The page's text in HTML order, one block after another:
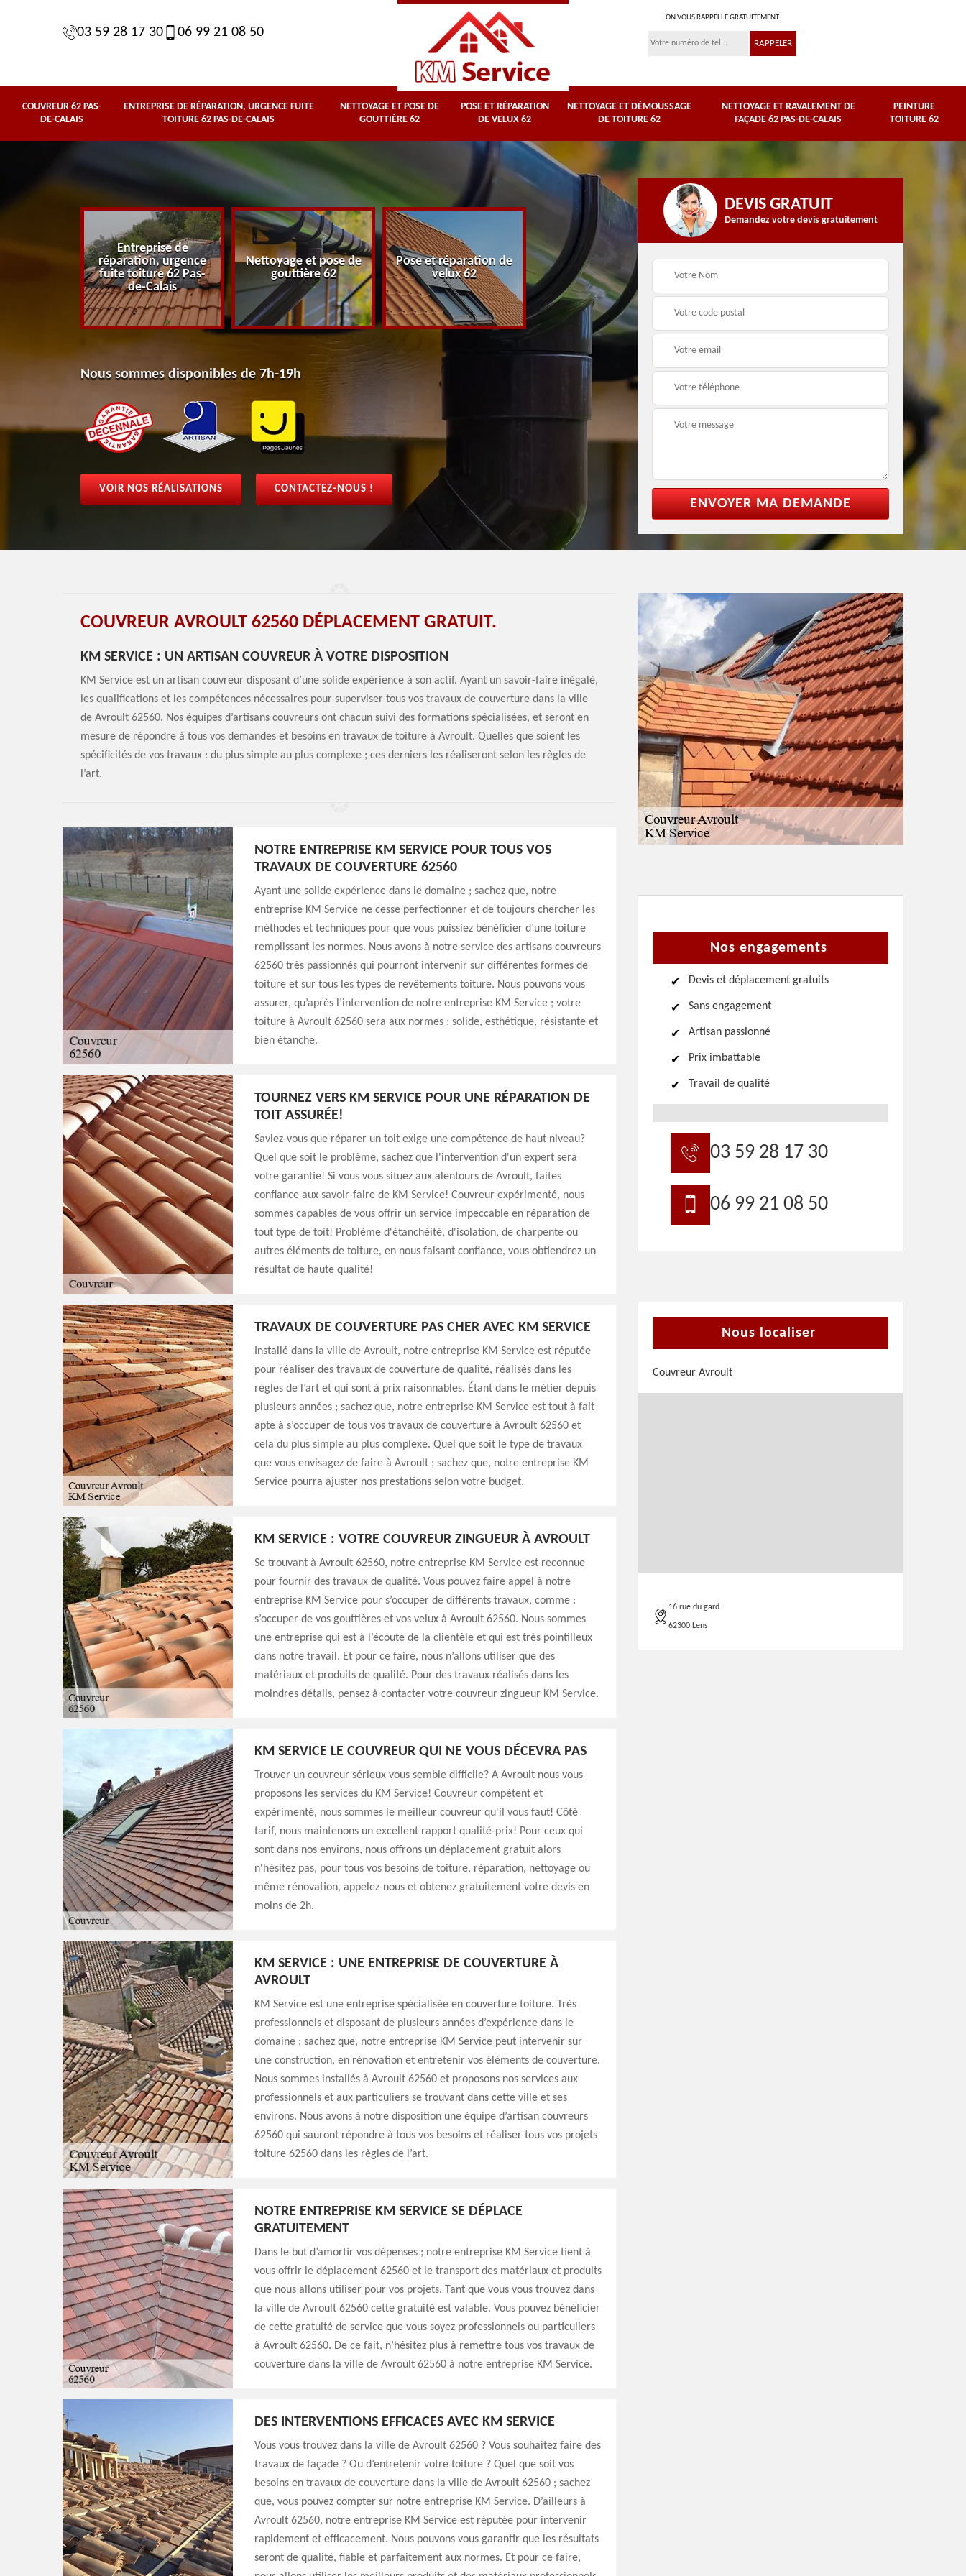
03 59 28 17 30 06 99 21 08 50
ON VOUS RAPPELLE GRATUITEMENT
COUVREUR 62 PAS-
DE-CALAIS
ENTREPRISE DE RÉPARATION, URGENCE FUITE
TOITURE 62 PAS-DE-CALAIS
NETTOYAGE ET POSE DE
GOUTTIÈRE 62
POSE ET RÉPARATION
DE VELUX 62
NETTOYAGE ET DÉMOUSSAGE
DE TOITURE 62
NETTOYAGE ET RAVALEMENT DE
FAÇADE 62 PAS-DE-CALAIS
PEINTURE
TOITURE 62
Entreprise de
réparation, urgence
fuite toiture 62 Pas-
de-Calais
Nettoyage et pose de
gouttière 62
Pose et réparation de
velux 62
Nettoyage et
démoussage de
toiture 62
62 Pas-de-Calais
Nous sommes disponibles de 7h-19h
VOIR NOS RÉALISATIONS CONTACTEZ-NOUS !
DEVIS GRATUIT
Demandez votre devis gratuitement
COUVREUR AVROULT 62560 DÉPLACEMENT GRATUIT.
KM SERVICE : UN ARTISAN COUVREUR À VOTRE DISPOSITION
KM Service est un artisan couvreur disposant d’une solide expérience à son actif. Ayant un savoir-faire inégalé,
les qualifications et les compétences nécessaires pour superviser tous vos travaux de couverture dans la ville
de Avroult 62560. Nos équipes d’artisans couvreurs ont chacun suivi des formations spécialisées, et seront en
mesure de répondre à tous vos demandes et besoins en travaux de toiture à Avroult. Quelles que soient les
spécificités de vos travaux : du plus simple au plus complexe ; ces derniers les réaliseront selon les règles de
l’art.
NOTRE ENTREPRISE KM SERVICE POUR TOUS VOS
TRAVAUX DE COUVERTURE 62560
Ayant une solide expérience dans le domaine ; sachez que, notre
entreprise KM Service ne cesse perfectionner et de toujours chercher les
méthodes et techniques pour que vous puissiez bénéficier d’une toiture
remplissant les normes. Nous avons à notre service des artisans couvreurs
62560 très passionnés qui pourront intervenir sur différentes formes de
toiture et sur tous les types de revêtements toiture. Nous pouvons vous
assurer, qu’après l’intervention de notre entreprise KM Service ; votre
toiture à Avroult 62560 sera aux normes : solide, esthétique, résistante et
bien étanche.
TOURNEZ VERS KM SERVICE POUR UNE RÉPARATION DE
TOIT ASSURÉE!
Saviez-vous que réparer un toit exige une compétence de haut niveau?
Quel que soit le problème, sachez que l'intervention d'un expert sera
votre garantie! Si vous vous situez aux alentours de Avroult, faites
confiance aux savoir-faire de KM Service! Couvreur expérimenté, nous
sommes capables de vous offrir un service impeccable en réparation de
tout type de toit! Problème d'étanchéité, d'isolation, de charpente ou
autres éléments de toiture, en nous faisant confiance, vous obtiendrez un
résultat de haute qualité!
TRAVAUX DE COUVERTURE PAS CHER AVEC KM SERVICE
Installé dans la ville de Avroult, notre entreprise KM Service est réputée
pour réaliser des travaux de couverture de qualité, réalisés dans les
règles de l’art et qui sont à prix raisonnables. Étant dans le métier depuis
plusieurs années ; sachez que, notre entreprise KM Service est tout à fait
apte à s’occuper de tous vos travaux de couverture à Avroult 62560 et
cela du plus simple au plus complexe. Quel que soit le type de travaux
que vous envisagez de faire à Avroult ; sachez que, notre entreprise KM
Service pourra ajuster nos prestations selon votre budget.
KM SERVICE : VOTRE COUVREUR ZINGUEUR À AVROULT
Se trouvant à Avroult 62560, notre entreprise KM Service est reconnue
pour fournir des travaux de qualité. Vous pouvez faire appel à notre
entreprise KM Service pour s’occuper de différents travaux, comme :
s’occuper de vos gouttières et vos velux à Avroult 62560. Nous sommes
une entreprise qui est à l’écoute de la clientèle et qui est très pointilleux
dans notre travail. Et pour ce faire, nous n’allons utiliser que des
matériaux et produits de qualité. Pour des travaux réalisés dans les
moindres détails, pensez à contacter votre couvreur zingueur KM Service.
KM SERVICE LE COUVREUR QUI NE VOUS DÉCEVRA PAS
Trouver un couvreur sérieux vous semble difficile? A Avroult nous vous
proposons les services du KM Service! Couvreur compétent et
expérimenté, nous sommes le meilleur couvreur qu'il vous faut! Côté
tarif, nous maintenons un excellent rapport qualité-prix! Pour ceux qui
sont dans nos environs, nous offrons un déplacement gratuit alors
n'hésitez pas, pour tous vos besoins de toiture, réparation, nettoyage ou
même rénovation, appelez-nous et obtenez gratuitement votre devis en
moins de 2h.
KM SERVICE : UNE ENTREPRISE DE COUVERTURE À
AVROULT
KM Service est une entreprise spécialisée en couverture toiture. Très
professionnels et disposant de plusieurs années d’expérience dans le
domaine ; sachez que, notre entreprise KM Service peut intervenir sur
une construction, en rénovation et entretenir vos éléments de couverture.
Nous sommes installés à Avroult 62560 et proposons nos services aux
professionnels et aux particuliers se trouvant dans cette ville et ses
environs. Nous avons à notre disposition une équipe d’artisan couvreurs
62560 qui sauront répondre à tous vos besoins et réaliser tous vos projets
toiture 62560 dans les règles de l’art.
NOTRE ENTREPRISE KM SERVICE SE DÉPLACE
GRATUITEMENT
Dans le but d’amortir vos dépenses ; notre entreprise KM Service tient à
vous offrir le déplacement 62560 et le transport des matériaux et produits
que nous allons utiliser pour vos projets. Tant que vous vous trouvez dans
la ville de Avroult 62560 cette gratuité est valable. Vous pouvez bénéficier
de cette gratuité de service que vous soyez professionnels ou particuliers
à Avroult 62560. De ce fait, n’hésitez plus à remettre tous vos travaux de
couverture dans la ville de Avroult 62560 à notre entreprise KM Service.
DES INTERVENTIONS EFFICACES AVEC KM SERVICE
Vous vous trouvez dans la ville de Avroult 62560 ? Vous souhaitez faire des
travaux de façade ? Ou d’entretenir votre toiture ? Quel que soit vos
besoins en travaux de couverture dans la ville de Avroult 62560 ; sachez
que, vous pouvez compter sur notre entreprise KM Service. D’ailleurs à
Avroult 62560, notre entreprise KM Service est réputée pour intervenir
rapidement et efficacement. Nous pouvons vous garantir que les résultats
seront de qualité, fiable et parfaitement aux normes. Et pour ce faire,
Nos engagements
Devis et déplacement gratuits
Sans engagement
Artisan passionné
Prix imbattable
Travail de qualité
03 59 28 17 30
06 99 21 08 50
Nous localiser
Couvreur Avroult
16 rue du gard
62300 Lens